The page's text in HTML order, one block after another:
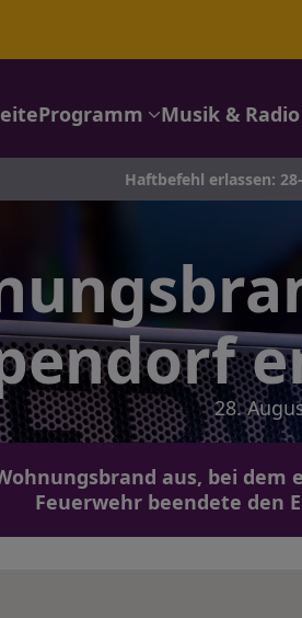
Programm Musik & Radio
Haftbefehl erlassen: 28-Jähriger
28.
aus, bei
Feuerwehr beendete den